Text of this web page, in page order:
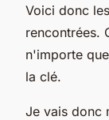
Voici donc
rencontrées.
n'importe
la clé.
Je vais donc